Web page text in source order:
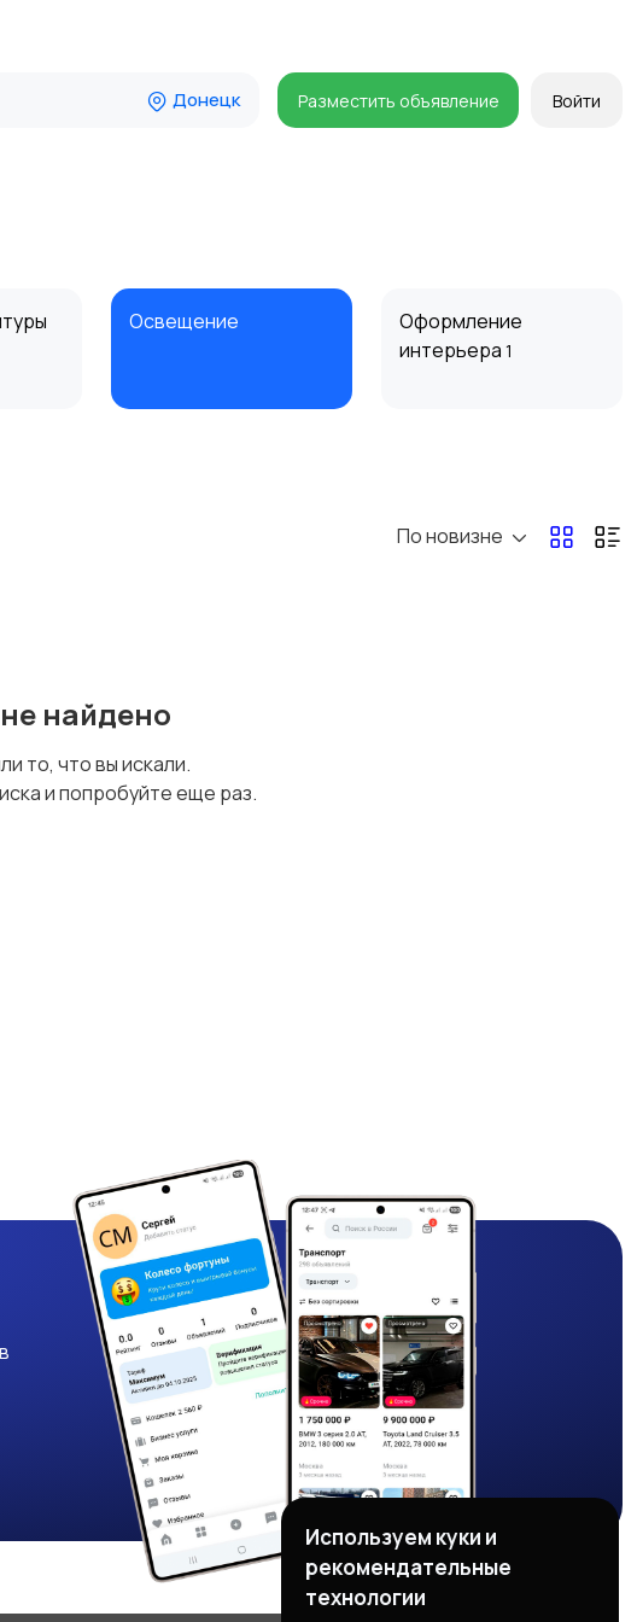
Донецк Разместить объявление Войти
Освещение
Оформление
интерьера 1
По новизне
найдено
то, что вы искали.
и попробуйте еще раз.
Используем куки и
рекомендательные
технологии